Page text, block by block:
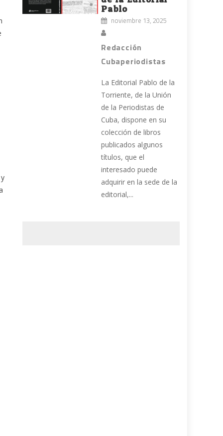
Pablo
noviembre 13, 2025
Redacción
Cubaperiodistas
La Editorial Pablo de la
Torriente, de la Unión
de la Periodistas de
Cuba, dispone en su
colección de libros
publicados algunos
títulos, que el
interesado puede
adquirir en la sede de la
editorial,...